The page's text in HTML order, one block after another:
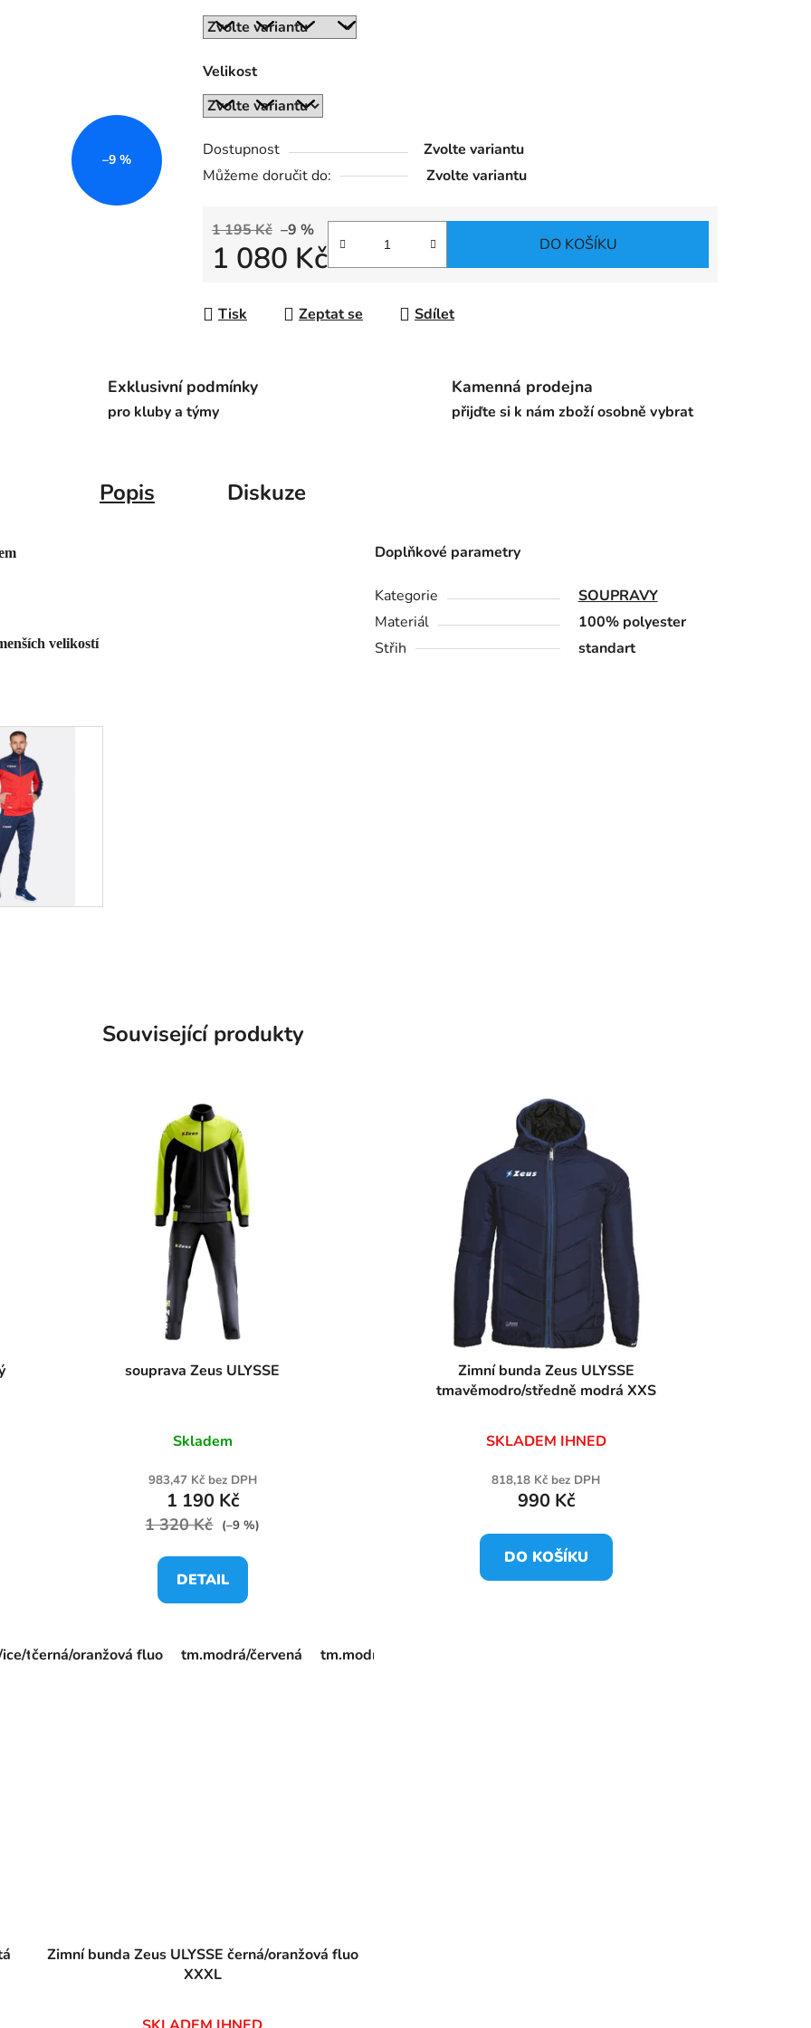
5
Velikost
Dostupnost
Zvolte variantu
Můžeme doručit do:
Zvolte variantu
1 195 Kč –9 %
1 080 Kč DO KOŠÍKU
Tisk Zeptat se Sdílet
–9 %
Exklusivní podmínky
pro kluby a týmy
Kamenná prodejna
přijďte si k nám zboží osobně vybrat
Popis Diskuze
velikostí
Doplňkové parametry
Kategorie
SOUPRAVY
Materiál
100% polyester
Střih
standart
Související produkty
tm.modrá žlutá fluo/tm.modrá žlutá/tm.modrá
souprava Zeus ULYSSE
Skladem
983,47 Kč bez DPH
1 190 Kč
1 320 Kč (–9 %)
DETAIL
černá/oranžová fluo tm.modrá/červená tm.modrá/růžová
Zimní bunda Zeus ULYSSE
tmavěmodro/středně modrá XXS
SKLADEM IHNED
818,18 Kč bez DPH
990 Kč
DO KOŠÍKU
Zimní bunda Zeus ULYSSE černá/oranžová fluo
XXXL